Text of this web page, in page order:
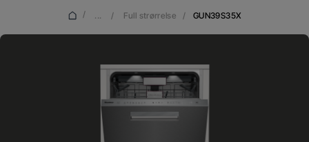
/ ... / Full strørrelse / GUN39S35X